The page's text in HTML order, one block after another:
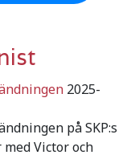
2025-
på SKP:s
Victor och